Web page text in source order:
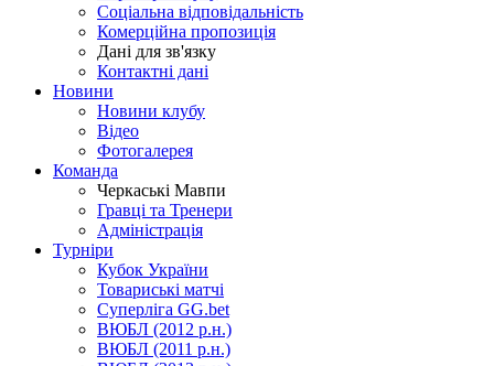
Соціальна відповідальність
Комерційна пропозиція
Дані для зв'язку
Контактні дані
Новини
Новини клубу
Відео
Фотогалерея
Команда
Черкаські Мавпи
Гравці та Тренери
Адміністрація
Турніри
Кубок України
Товариські матчі
Суперліга GG.bet
ВЮБЛ (2012 р.н.)
ВЮБЛ (2011 р.н.)